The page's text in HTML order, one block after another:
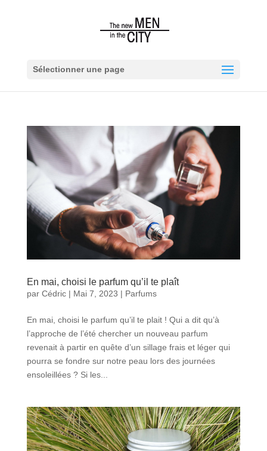
Sélectionner une page
En mai, choisi le parfum qu’il te plaît
par Cédric| Mai 7, 2023 | Parfums
En mai, choisi le parfum qu’il te plait ! Qui a dit qu’à
l’approche de l’été chercher un nouveau parfum
revenait à partir en quête d’un sillage frais et léger qui
pourra se fondre sur notre peau lors des journées
ensoleillées ? Si les...